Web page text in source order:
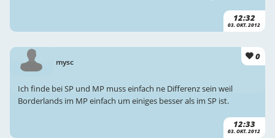
12:32
03. OKT. 2012
mysc 0
12:33
03. OKT. 2012
Ich finde bei SP und MP muss einfach ne Differenz sein weil
Borderlands im MP einfach um einiges besser als im SP ist.